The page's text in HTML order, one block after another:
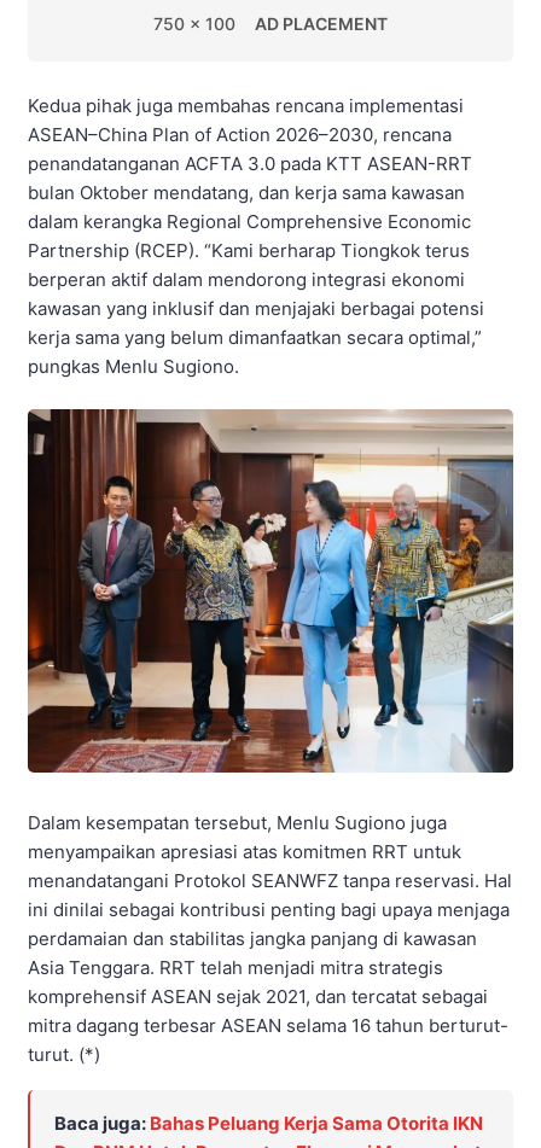
750 x 100 AD PLACEMENT
Kedua pihak juga membahas rencana implementasi
ASEAN–China Plan of Action 2026–2030, rencana
penandatanganan ACFTA 3.0 pada KTT ASEAN-RRT
bulan Oktober mendatang, dan kerja sama kawasan
dalam kerangka Regional Comprehensive Economic
Partnership (RCEP). “Kami berharap Tiongkok terus
berperan aktif dalam mendorong integrasi ekonomi
kawasan yang inklusif dan menjajaki berbagai potensi
kerja sama yang belum dimanfaatkan secara optimal,”
pungkas Menlu Sugiono.
Dalam kesempatan tersebut, Menlu Sugiono juga
menyampaikan apresiasi atas komitmen RRT untuk
menandatangani Protokol SEANWFZ tanpa reservasi. Hal
ini dinilai sebagai kontribusi penting bagi upaya menjaga
perdamaian dan stabilitas jangka panjang di kawasan
Asia Tenggara. RRT telah menjadi mitra strategis
komprehensif ASEAN sejak 2021, dan tercatat sebagai
mitra dagang terbesar ASEAN selama 16 tahun berturut-
turut. (*)
Baca juga: Bahas Peluang Kerja Sama Otorita IKN